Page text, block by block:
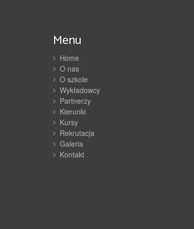
Menu
Home
O nas
O szkole
Wykładowcy
Partnerzy
Kierunki
Kursy
Rekrutacja
Galeria
Kontakt